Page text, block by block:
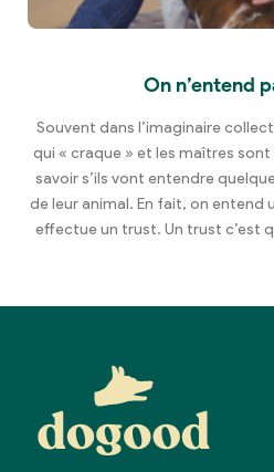
On n’entend
Souvent dans l’imaginaire
qui « craque » et les maîtres
savoir s’ils vont entendre
de leur animal. En fait, on entend
effectue un trust. Un trust c’est